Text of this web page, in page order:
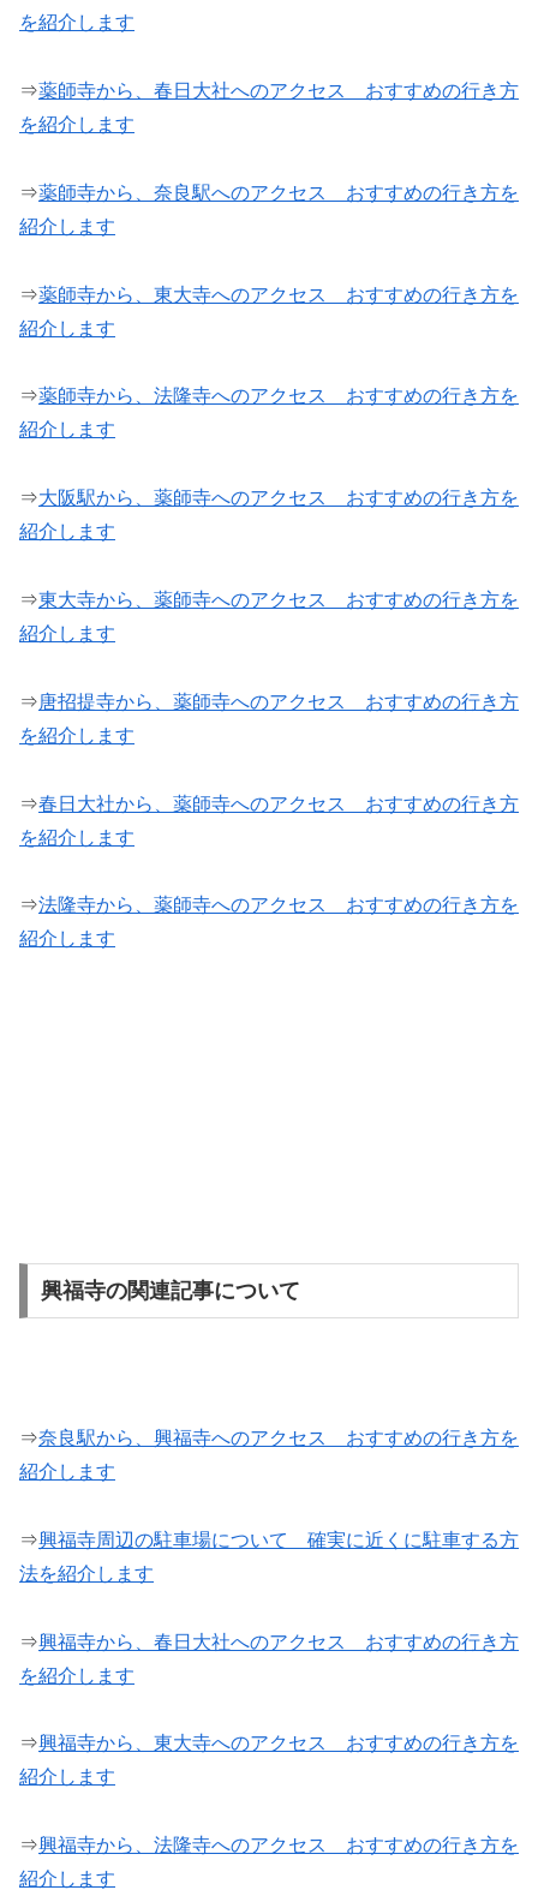
を紹介します
⇒薬師寺から、春日大社へのアクセス おすすめの行き方
を紹介します
⇒薬師寺から、奈良駅へのアクセス おすすめの行き方を
紹介します
⇒薬師寺から、東大寺へのアクセス おすすめの行き方を
紹介します
⇒薬師寺から、法隆寺へのアクセス おすすめの行き方を
紹介します
⇒大阪駅から、薬師寺へのアクセス おすすめの行き方を
紹介します
⇒東大寺から、薬師寺へのアクセス おすすめの行き方を
紹介します
⇒唐招提寺から、薬師寺へのアクセス おすすめの行き方
を紹介します
⇒春日大社から、薬師寺へのアクセス おすすめの行き方
を紹介します
⇒法隆寺から、薬師寺へのアクセス おすすめの行き方を
紹介します
興福寺の関連記事について
⇒奈良駅から、興福寺へのアクセス おすすめの行き方を
紹介します
⇒興福寺周辺の駐車場について 確実に近くに駐車する方
法を紹介します
⇒興福寺から、春日大社へのアクセス おすすめの行き方
を紹介します
⇒興福寺から、東大寺へのアクセス おすすめの行き方を
紹介します
⇒興福寺から、法隆寺へのアクセス おすすめの行き方を
紹介します